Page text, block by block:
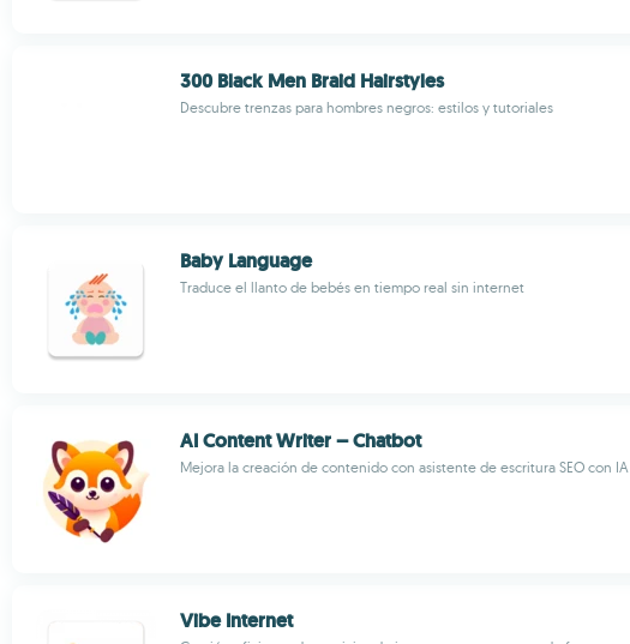
300 Black Men Braid Hairstyles
Descubre trenzas para hombres negros: estilos y tutoriales
Baby Language
Traduce el llanto de bebés en tiempo real sin internet
AI Content Writer – Chatbot
Mejora la creación de contenido con asistente de escritura SEO con IA
Vibe Internet